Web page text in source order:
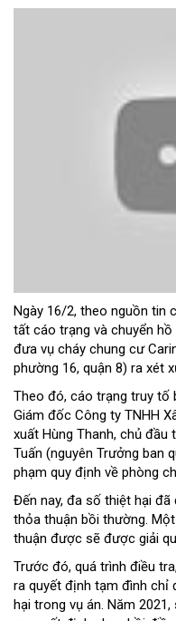
Ngày 16/2, theo nguồn tin
tất cáo trạng và chuyển
đưa vụ cháy chung cư
phường 16, quận 8) ra xét
Theo đó, cáo trạng truy tố
Giám đốc Công ty TNHH
xuất Hùng Thanh, chủ đầu
Tuấn (nguyên Trưởng ban
phạm quy định về phòng
Đến nay, đa số thiệt hại
thỏa thuận bồi thường.
thuận được sẽ được giải
Trước đó, quá trình điều
ra quyết định tạm đình chỉ
hại trong vụ án. Năm